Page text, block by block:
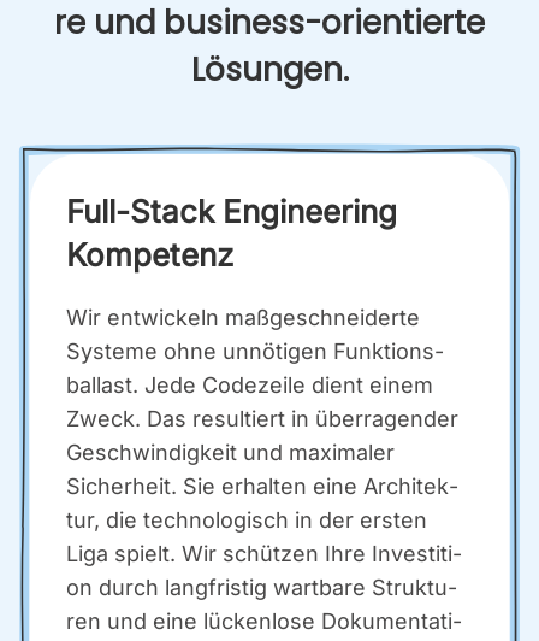
re und busi­ness-ori­en­tier­te
Lösun­gen.
Full-Stack Engi­nee­ring
Kom­pe­tenz
Wir ent­wi­ckeln maß­ge­schnei­der­te
Sys­te­me ohne unnö­ti­gen Funk­ti­ons­
bal­last. Jede Code­zei­le dient einem
Zweck. Das resul­tiert in über­ra­gen­der
Geschwin­dig­keit und maxi­ma­ler
Sicher­heit. Sie erhal­ten eine Archi­tek­
tur, die tech­no­lo­gisch in der ers­ten
Liga spielt. Wir schüt­zen Ihre Inves­ti­ti­
on durch lang­fris­tig wart­ba­re Struk­tu­
ren und eine lücken­lo­se Doku­men­ta­ti­